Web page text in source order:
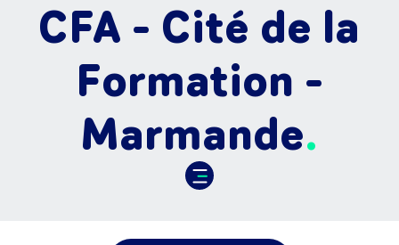
CFA - Cité de la
Formation -
Marmande